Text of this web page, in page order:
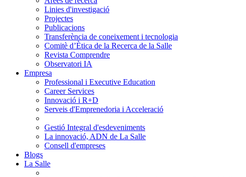
Linies d'investigació
Projectes
Publicacions
Transferència de coneixement i tecnologia
Comitè d’Ètica de la Recerca de la Salle
Revista Comprendre
Observatori IA
Empresa
Professional i Executive Education
Career Services
Innovació i R+D
Serveis d'Emprenedoria i Acceleració
Gestió Integral d'esdeveniments
La innovació, ADN de La Salle
Consell d'empreses
Blogs
La Salle